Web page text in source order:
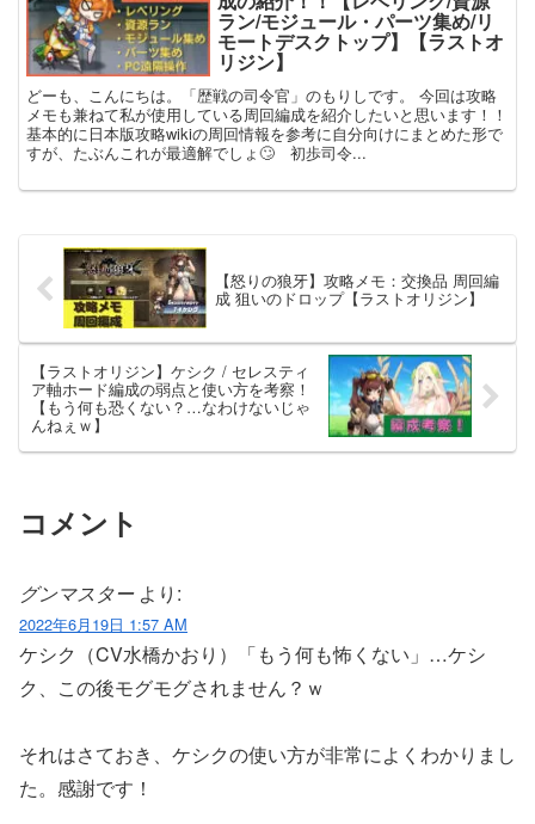
ラン/モジュール・パーツ集め/リ
モートデスクトップ】【ラストオ
リジン】
どーも、こんにちは。「歴戦の司令官」のもりしです。 今回は攻略
メモも兼ねて私が使用している周回編成を紹介したいと思います！！
基本的に日本版攻略wikiの周回情報を参考に自分向けにまとめた形で
すが、たぶんこれが最適解でしょ🙄 初歩司令...
【怒りの狼牙】攻略メモ：交換品 周回編
成 狙いのドロップ【ラストオリジン】
【ラストオリジン】ケシク / セレスティ
ア軸ホード編成の弱点と使い方を考察！
【もう何も恐くない？…なわけないじゃ
んねぇｗ】
コメント
グンマスター より:
2022年6月19日 1:57 AM
ケシク（CV水橋かおり）「もう何も怖くない」…ケシ
ク、この後モグモグされません？ｗ
それはさておき、ケシクの使い方が非常によくわかりまし
た。感謝です！